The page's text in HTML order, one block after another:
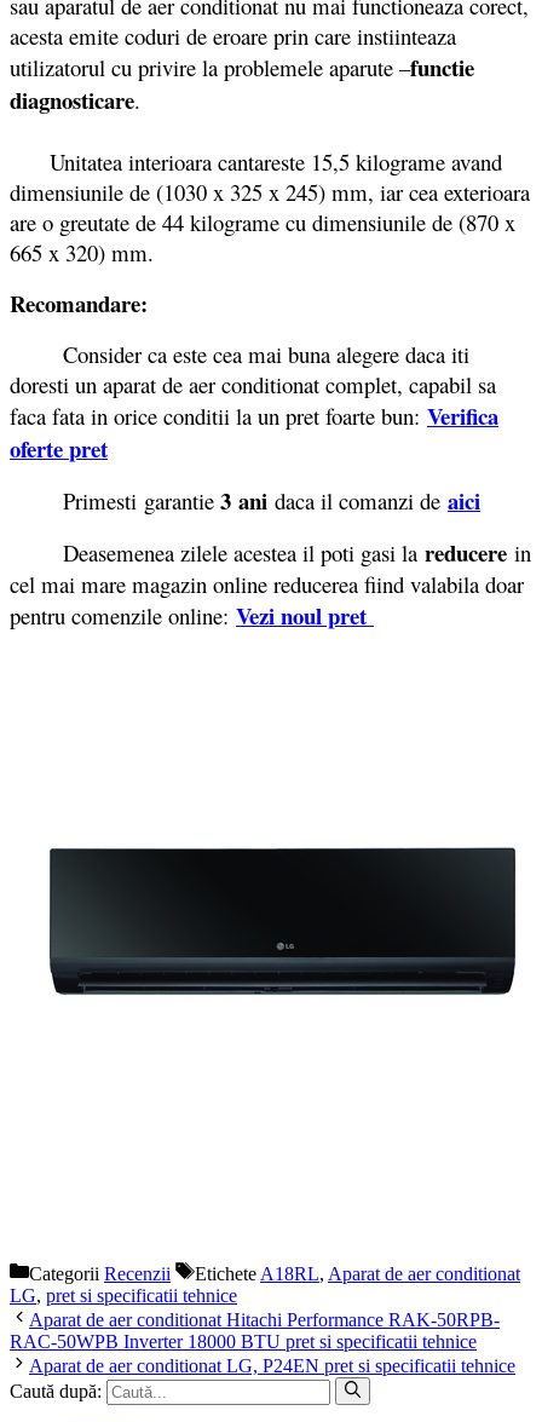
acesta emite coduri de eroare prin care instiinteaza
utilizatorul cu privire la problemele aparute –functie
diagnosticare.
Unitatea interioara cantareste 15,5 kilograme avand
dimensiunile de (1030 x 325 x 245) mm, iar cea exterioara
are o greutate de 44 kilograme cu dimensiunile de (870 x
665 x 320) mm.
Recomandare:
Consider ca este cea mai buna alegere daca iti
doresti un aparat de aer conditionat complet, capabil sa
faca fata in orice conditii la un pret foarte bun: Verifica
ofertepret
Primesti garantie 3 ani daca il comanzi de aici
Deasemenea zilele acestea il poti gasi la reducere in
cel mai mare magazin online reducerea fiind valabila doar
pentru comenzile online: Vezi noul pret
Categorii Recenzii EticheteA18RL, Aparat de aer conditionat
LG, pret si specificatii tehnice
Aparat de aer conditionat Hitachi Performance RAK-50RPB-
RAC-50WPB Inverter 18000 BTU pret si specificatii tehnice
Aparat de aer conditionat LG, P24EN pret si specificatii tehnice
Caută după: